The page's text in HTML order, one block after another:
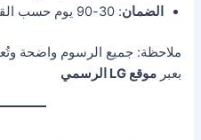
الضمان: 30-90 يوم حسب القطعة المستخدمة
ملاحظة: جميع الرسوم واضحة
بعبرموقع LG الرسمي